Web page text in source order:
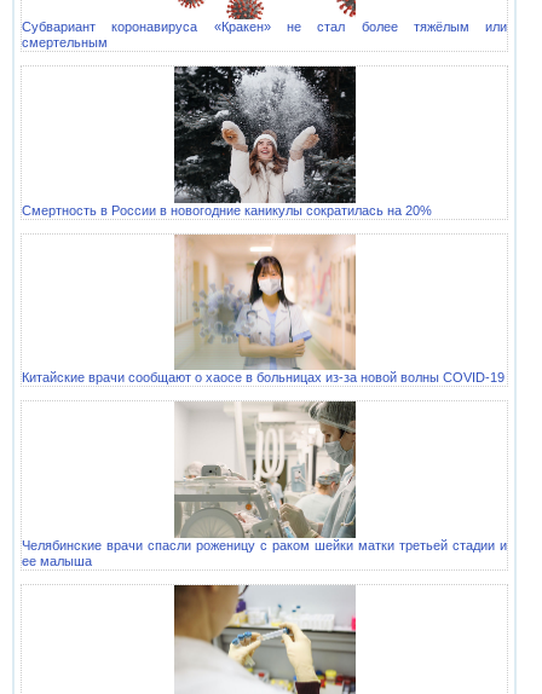
Субвариант коронавируса «Кракен» не стал более тяжёлым или
смертельным
Смертность в России в новогодние каникулы сократилась на 20%
Китайские врачи сообщают о хаосе в больницах из-за новой волны COVID-19
Челябинские врачи спасли роженицу с раком шейки матки третьей стадии и
ее малыша